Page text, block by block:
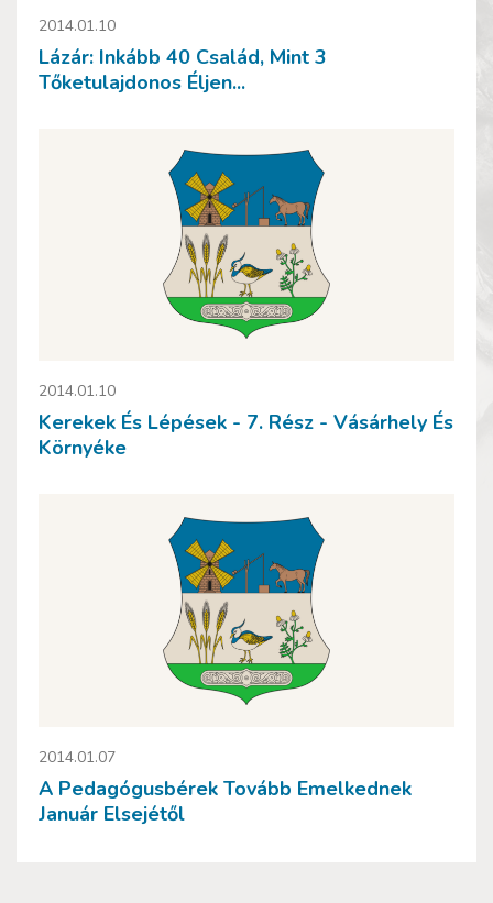
2014.01.10
Lázár: Inkább 40 Család, Mint 3
Tőketulajdonos Éljen...
2014.01.10
Kerekek És Lépések - 7. Rész - Vásárhely És
Környéke
2014.01.07
A Pedagógusbérek Tovább Emelkednek
Január Elsejétől